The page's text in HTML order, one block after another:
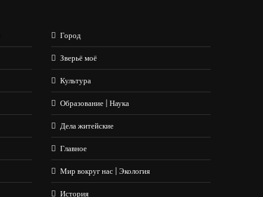
Город
Зверьё моё
Культура
Образование | Наука
Дела житейские
Главное
Мир вокруг нас | Экология
История